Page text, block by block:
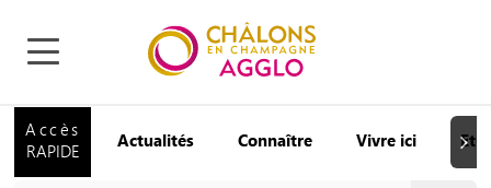
Accès
RAPIDE
Actualités Connaître Vivre ici